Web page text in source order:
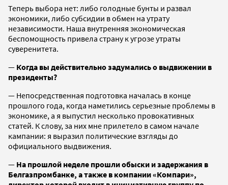
Теперь выбора нет: либо голодные бунты и развал
экономики, либо субсидии в обмен на утрату
независимости. Наша внутренняя экономическая
беспомощность привела страну к угрозе утраты
суверенитета.
— Когда вы действительно задумались о выдвижении в
президенты?
— Непосредственная подготовка началась в конце
прошлого года, когда наметились серьезные проблемы в
экономике, а я выпустил несколько провокативных
статей. К слову, за них мне прилетело в самом начале
кампании: я выразил политические взгляды до
официального выдвижения.
— На прошлой неделе прошли обыски и задержания в
Белгазпромбанке, а также в компании «Компари»,